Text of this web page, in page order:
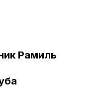
Рамиль